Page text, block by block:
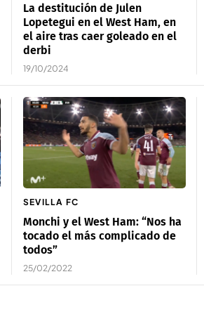
La destitución de Julen
Lopetegui en el West Ham, en
el aire tras caer goleado en el
derbi
19/10/2024
SEVILLA FC
Monchi y el West Ham: “Nos ha
tocado el más complicado de
todos”
25/02/2022